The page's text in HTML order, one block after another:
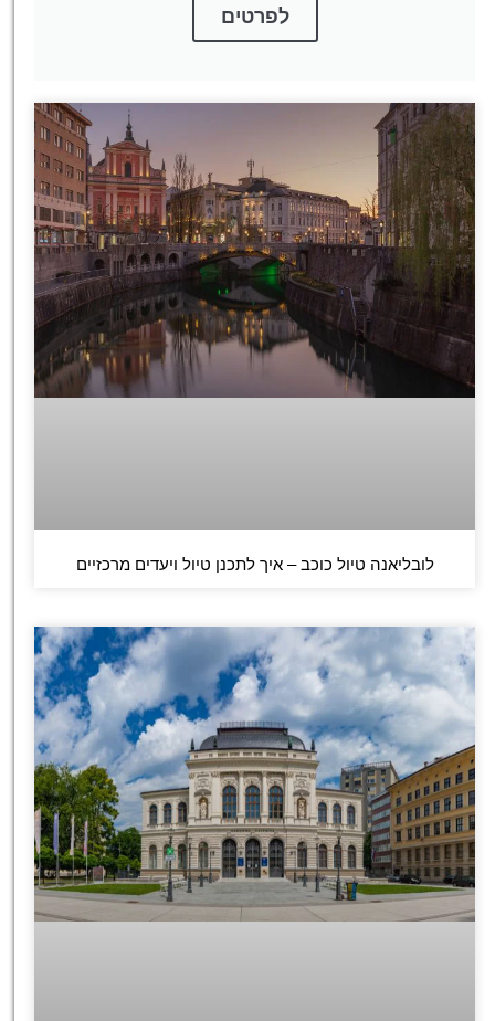
לפרטים
לובליאנה טיול כוכב – איך לתכנן טיול ויעדים מרכזיים